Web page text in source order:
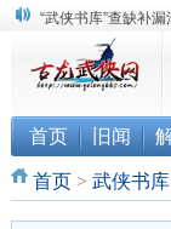
“武侠书库”查缺补
《古龙小说原貌探
顾雪衣《古龙武侠
首页 旧闻
首页> 武侠书库